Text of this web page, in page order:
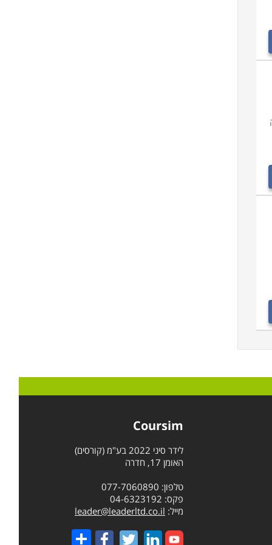
Coursim
לידר סיני 2022 בע"מ (קורסים)
האומן 17, חדרה
טלפון: 077-7060890
פקס: 04-6323192
מייל: leader@leaderltd.co.il
Share